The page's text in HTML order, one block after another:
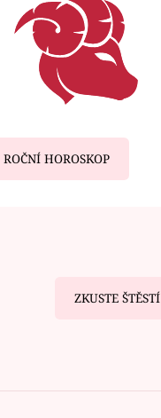
ROČNÍ HOROSKOP
ZKUSTE ŠTĚSTÍ